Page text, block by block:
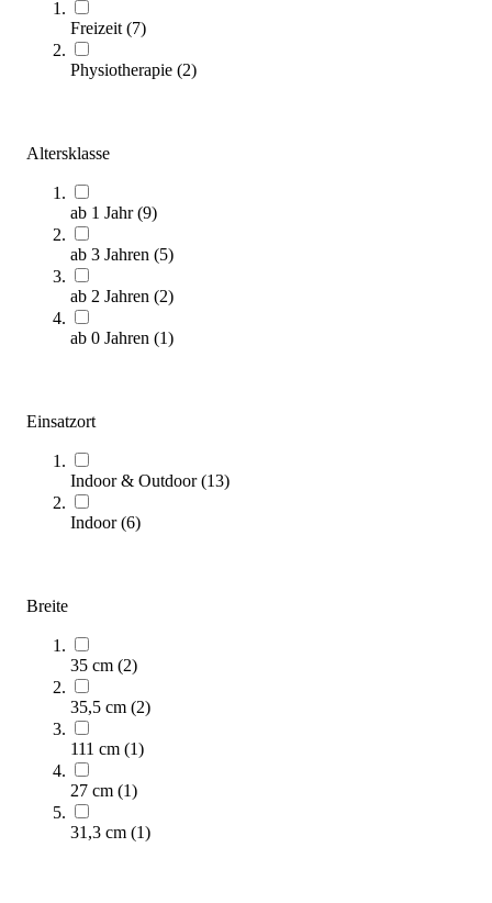
Freizeit (7)
Physiotherapie (2)
Altersklasse
ab 1 Jahr(9)
ab 3 Jahren (5)
ab 2 Jahren (2)
ab 0 Jahren (1)
Einsatzort
Indoor & Outdoor(13)
Indoor(6)
Breite
35 cm (2)
35,5 cm (2)
111 cm (1)
27 cm (1)
31,3 cm (1)
Stapelstein® Rainbow Set Pastel, 7er-Set
Zum Produkt
215,00 €
Zum Produkt
Bald wieder lieferbar
Stapelstein® Original Education, 24er-Set
579,00 €
Zum Produkt
Sofort lieferbar